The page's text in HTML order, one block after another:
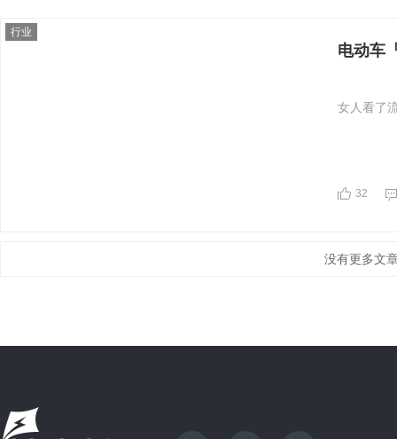
行业
电动车
女人看了
32
没有更多文